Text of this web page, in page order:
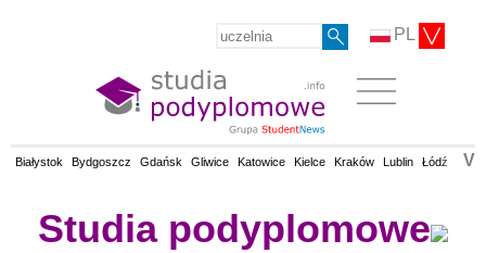
PL
Białystok Bydgoszcz Gdańsk Gliwice Katowice Kielce Kraków Lublin Łódź V
Studia podyplomowe